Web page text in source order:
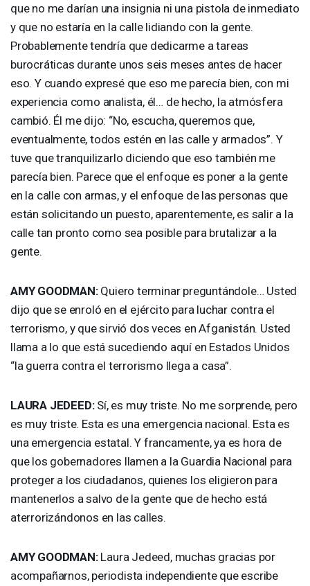
que no me darían una insignia ni una pistola de inmediato
y que no estaría en la calle lidiando con la gente.
Probablemente tendría que dedicarme a tareas
burocráticas durante unos seis meses antes de hacer
eso. Y cuando expresé que eso me parecía bien, con mi
experiencia como analista, él… de hecho, la atmósfera
cambió. Él me dijo: “No, escucha, queremos que,
eventualmente, todos estén en las calle y armados”. Y
tuve que tranquilizarlo diciendo que eso también me
parecía bien. Parece que el enfoque es poner a la gente
en la calle con armas, y el enfoque de las personas que
están solicitando un puesto, aparentemente, es salir a la
calle tan pronto como sea posible para brutalizar a la
gente.
AMY GOODMAN:Quiero terminar preguntándole… Usted
dijo que se enroló en el ejército para luchar contra el
terrorismo, y que sirvió dos veces en Afganistán. Usted
llama a lo que está sucediendo aquí en Estados Unidos
“la guerra contra el terrorismo llega a casa”.
LAURA JEDEED:Sí, es muy triste. No me sorprende, pero
es muy triste. Esta es una emergencia nacional. Esta es
una emergencia estatal. Y francamente, ya es hora de
que los gobernadores llamen a la Guardia Nacional para
proteger a los ciudadanos, quienes los eligieron para
mantenerlos a salvo de la gente que de hecho está
aterrorizándonos en las calles.
AMY GOODMAN:Laura Jedeed, muchas gracias por
acompañarnos, periodista independiente que escribe